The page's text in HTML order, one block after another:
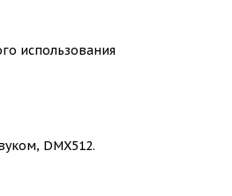
использования
DMX512.